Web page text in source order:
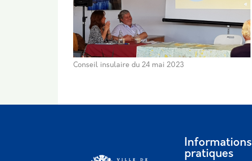
Conseil insulaire du 24 mai 2023
Informations
pratiques